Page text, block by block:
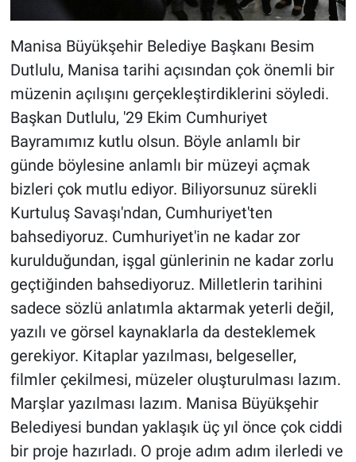
Manisa Büyükşehir Belediye Başkanı Besim
Dutlulu, Manisa tarihi açısından çok önemli bir
müzenin açılışını gerçekleştirdiklerini söyledi.
Başkan Dutlulu, '29 Ekim Cumhuriyet
Bayramımız kutlu olsun. Böyle anlamlı bir
günde böylesine anlamlı bir müzeyi açmak
bizleri çok mutlu ediyor. Biliyorsunuz sürekli
Kurtuluş Savaşı'ndan, Cumhuriyet'ten
bahsediyoruz. Cumhuriyet'in ne kadar zor
kurulduğundan, işgal günlerinin ne kadar zorlu
geçtiğinden bahsediyoruz. Milletlerin tarihini
sadece sözlü anlatımla aktarmak yeterli değil,
yazılı ve görsel kaynaklarla da desteklemek
gerekiyor. Kitaplar yazılması, belgeseller,
filmler çekilmesi, müzeler oluşturulması lazım.
Marşlar yazılması lazım. Manisa Büyükşehir
Belediyesi bundan yaklaşık üç yıl önce çok ciddi
bir proje hazırladı. O proje adım adım ilerledi ve